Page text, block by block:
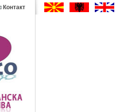
Контакт